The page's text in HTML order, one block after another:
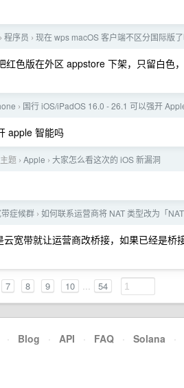
› 程序员 › 现在 wps macOS 客户端不区分国际版
红色版在外区 appstore 下架，只留白色
› 国行 iOS/iPadOS 16.0 - 26.1 可以强开
apple 智能吗
题 › Apple › 大家怎么看这次的 iOS 新漏洞
带症候群 › 如何联系运营商将 NAT 类型改为「NAT
宽带就让运营商改桥接，如果已经是
7 8 9 10 ... 54
· Blog · API · FAQ · Solana ·